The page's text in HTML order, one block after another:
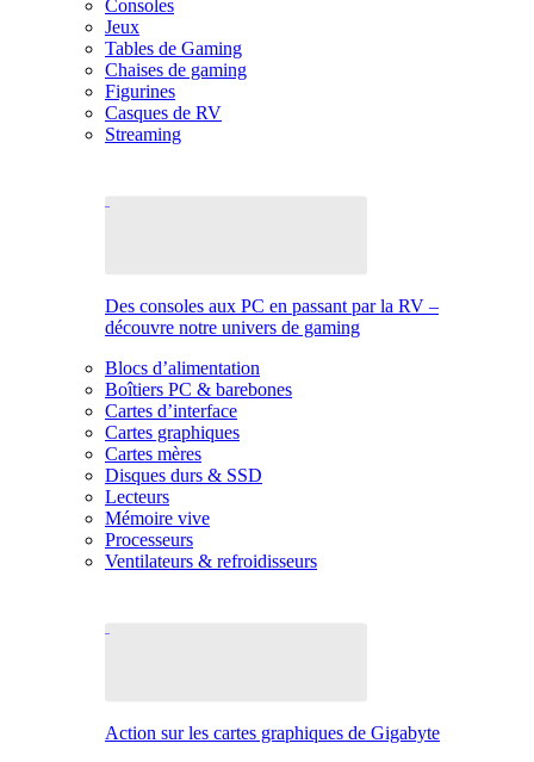
Consoles
Jeux
Tables de Gaming
Chaises de gaming
Figurines
Casques de RV
Streaming
Des consoles aux PC en passant par la RV –
découvre notre univers de gaming
Blocs d’alimentation
Boîtiers PC & barebones
Cartes d’interface
Cartes graphiques
Cartes mères
Disques durs & SSD
Lecteurs
Mémoire vive
Processeurs
Ventilateurs & refroidisseurs
Action sur les cartes graphiques de Gigabyte